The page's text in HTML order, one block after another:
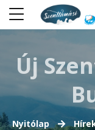
Új
Nyitólap